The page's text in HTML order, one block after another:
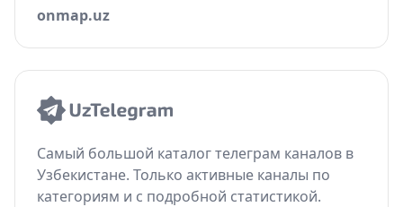
onmap.uz
Самый большой каталог телеграм каналов в
Узбекистане. Только активные каналы по
категориям и с подробной статистикой.